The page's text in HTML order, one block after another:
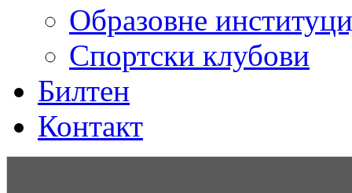
Образовне
Спортски клубови
Билтен
Контакт